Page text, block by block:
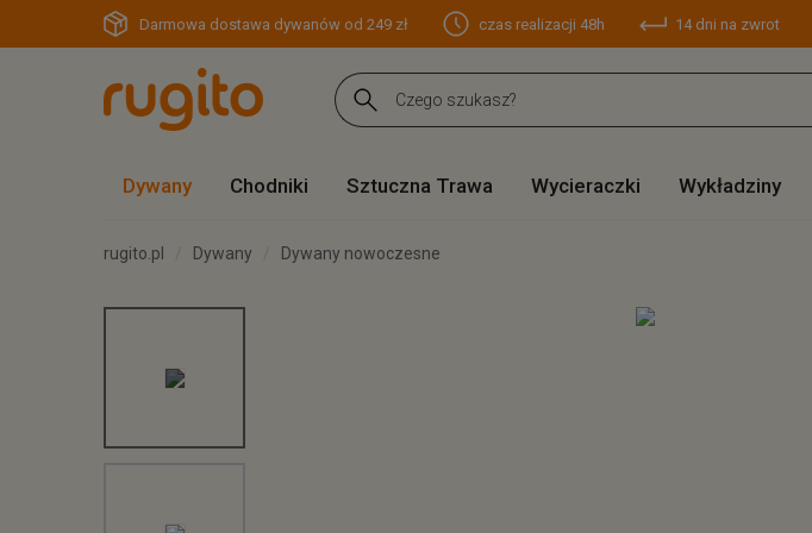
Darmowa dostawa dywanów od 249 zł czas realizacji 48h 14 dni na zwrot
Dywany Chodniki Sztuczna Trawa Wycieraczki Wykładziny
rugito.pl Dywany
Dywany nowoczesne